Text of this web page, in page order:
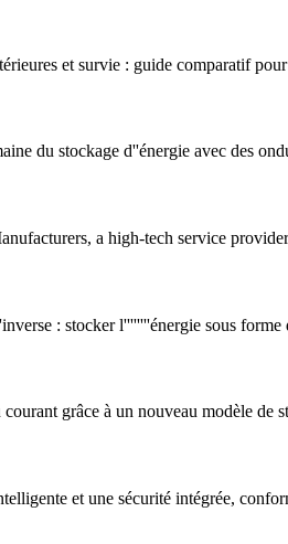
et survie : guide comparatif
du stockage d''énergie avec des
a high-tech service
: stocker l''''''''énergie sous
grâce à un nouveau modèle de
et une sécurité intégrée,